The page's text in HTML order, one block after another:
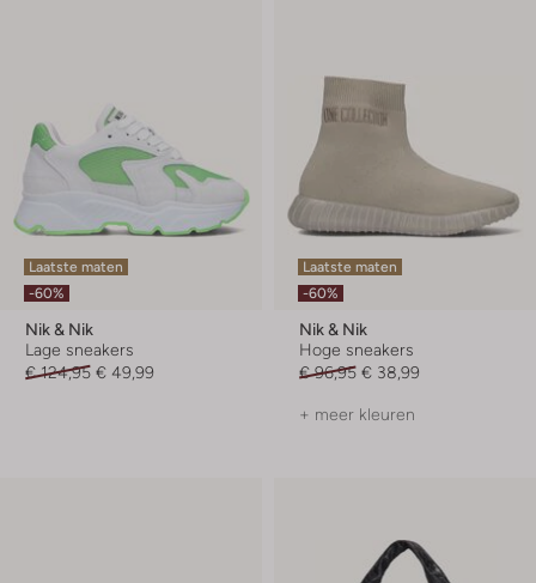
Laatste maten
-60%
Nik & Nik
Lage sneakers
€ 124,95 € 49,99
Laatste maten
-60%
Nik & Nik
Hoge sneakers
€ 96,95 € 38,99
+ meer kleuren